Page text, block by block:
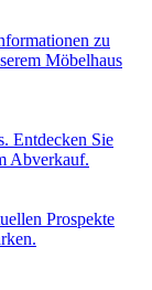
zu
Möbelhaus
Entdecken Sie
Abverkauf.
Prospekte